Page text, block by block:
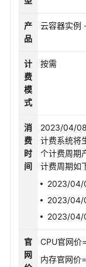
产
品
云容器实例
计
费
模
式
按需
消
费
时
间
2023/04/
计费系统将
个计费周期
计费周期如
2023/04/
2023/04/
2023/04/
官
网
CPU官网价
内存官网价